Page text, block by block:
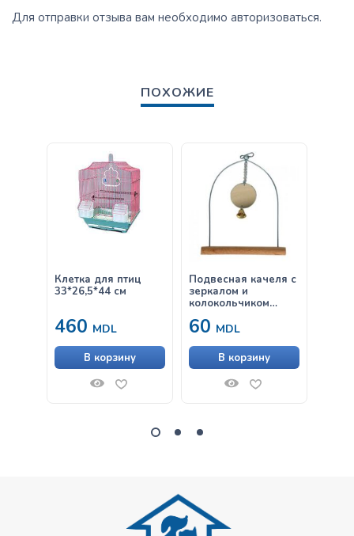
Для отправки отзыва вам необходимо авторизоваться.
ПОХОЖИЕ
Клетка для птиц
33*26,5*44 см
460 MDL
В корзину
Подвесная качеля с
зеркалом и
колокольчиком
большая
60 MDL
В корзину